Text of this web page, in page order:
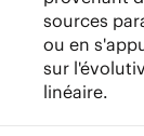
sources
ou en
sur
linéaire.